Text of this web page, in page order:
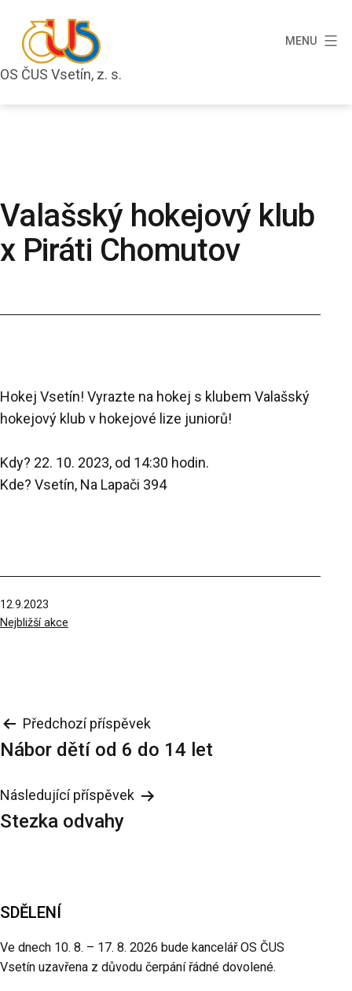
obsahu
OS ČUS Vsetín, z. s.
MENU
Valašský hokejový klub
x Piráti Chomutov
Hokej Vsetín! Vyrazte na hokej s klubem Valašský
hokejový klub v hokejové lize juniorů!
Kdy? 22. 10. 2023, od 14:30 hodin.
Kde? Vsetín, Na Lapači 394
Publikováno
12.9.2023
VNejbližší akce
Navigace
pro
příspěvek
Předchozí příspěvek
Nábor dětí od 6 do 14 let
Následující příspěvek
Stezka odvahy
SDĚLENÍ
Ve dnech 10. 8. – 17. 8. 2026 bude kancelář OS ČUS
Vsetín uzavřena z důvodu čerpání řádné dovolené.